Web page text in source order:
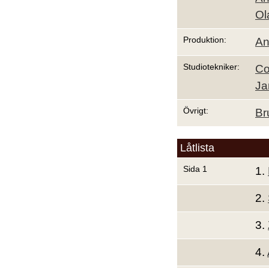
Produktion:
Studiotekniker:
Övrigt:
Låtlista
Sida 1 1.
2.
3.
4.